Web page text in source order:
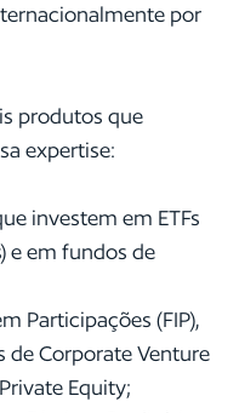
por
produtos que
expertise:
investem em ETFs
e em fundos de
Participações (FIP),
de Corporate Venture
Equity;